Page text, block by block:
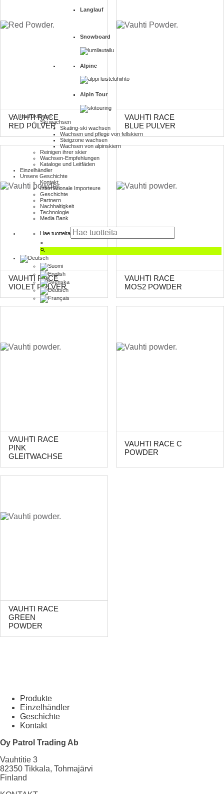
Langlauf
Snowboard
Alpine
Alpin Tour
Instruktionen
Ski wachsen
Skating-ski wachsen
Wachsen und pflege von fellskiern
Steigzone wachsen
Wachsen von alpinskiern
Reinigen ihrer skier
Wachsen-Empfehlungen
Kataloge und Leitfäden
Einzelhändler
Unsere Geschichte
Kontakt
Internationale Importeure
Geschichte
Partnern
Nachhaltigkeit
Technologie
Media Bank
Hae tuotteita
×
VAUHTI RACE
RED PULVER
VAUHTI RACE
BLUE PULVER
VAUHTI RACE
VIOLET PULVER
VAUHTI RACE
MOS2 POWDER
VAUHTI RACE
PINK
GLEITWACHSE
VAUHTI RACE C
POWDER
VAUHTI RACE
GREEN
POWDER
Produkte
Einzelhändler
Geschichte
Kontakt
Oy Patrol Trading Ab
Vauhtitie 3
82350 Tikkala, Tohmajärvi
Finland